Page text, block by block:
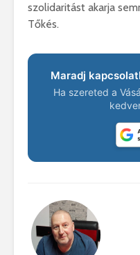
szolidaritást akarja
Tőkés.
Maradj
Ha szereted a